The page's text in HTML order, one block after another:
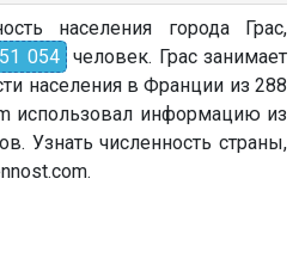
населения города Грас,
51 054 человек. Грас занимает
населения в Франции из 288
использовал информацию из
Узнать численность страны,